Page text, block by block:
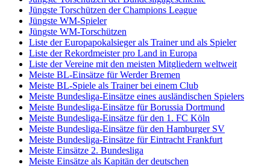
Jüngste Torschützen der Champions League
Jüngste WM-Spieler
Jüngste WM-Torschützen
Liste der Europapokalsieger als Trainer und als Spieler
Liste der Rekordmeister pro Land in Europa
Liste der Vereine mit den meisten Mitgliedern weltweit
Meiste BL-Einsätze für Werder Bremen
Meiste BL-Spiele als Trainer bei einem Club
Meiste Bundesliga-Einsätze eines ausländischen Spielers
Meiste Bundesliga-Einsätze für Borussia Dortmund
Meiste Bundesliga-Einsätze für den 1. FC Köln
Meiste Bundesliga-Einsätze für den Hamburger SV
Meiste Bundesliga-Einsätze für Eintracht Frankfurt
Meiste Einsätze 2. Bundesliga
Meiste Einsätze als Kapitän der deutschen